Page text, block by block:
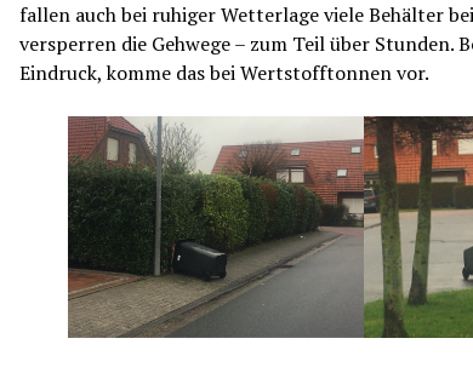
fallen auch bei ruhiger Wetterlage viele Behälter
versperren die Gehwege – zum Teil über Stunden.
Eindruck, komme das bei Wertstofftonnen vor.